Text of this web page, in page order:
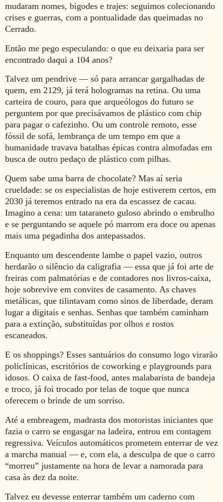
mudaram nomes, bigodes e trajes: seguimos colecionando
crises e guerras, com a pontualidade das queimadas no
Cerrado.
Então me pego especulando: o que eu deixaria para ser
encontrado daqui a 104 anos?
Talvez um pendrive — só para arrancar gargalhadas de
quem, em 2129, já terá hologramas na retina. Ou uma
carteira de couro, para que arqueólogos do futuro se
perguntem por que precisávamos de plástico com chip
para pagar o cafezinho. Ou um controle remoto, esse
fóssil de sofá, lembrança de um tempo em que a
humanidade travava batalhas épicas contra almofadas em
busca de outro pedaço de plástico com pilhas.
Quem sabe uma barra de chocolate? Mas aí seria
crueldade: se os especialistas de hoje estiverem certos, em
2030 já teremos entrado na era da escassez de cacau.
Imagino a cena: um tataraneto guloso abrindo o embrulho
e se perguntando se aquele pó marrom era doce ou apenas
mais uma pegadinha dos antepassados.
Enquanto um descendente lambe o papel vazio, outros
herdarão o silêncio da caligrafia — essa que já foi arte de
freiras com palmatórias e de contadores nos livros-caixa,
hoje sobrevive em convites de casamento. As chaves
metálicas, que tilintavam como sinos de liberdade, deram
lugar a digitais e senhas. Senhas que também caminham
para a extinção, substituídas por olhos e rostos
escaneados.
E os shoppings? Esses santuários do consumo logo virarão
policlínicas, escritórios de coworking e playgrounds para
idosos. O caixa de fast-food, antes malabarista de bandeja
e troco, já foi trocado por telas de toque que nunca
oferecem o brinde de um sorriso.
Até a embreagem, madrasta dos motoristas iniciantes que
fazia o carro se engasgar na ladeira, entrou em contagem
regressiva. Veículos automáticos prometem enterrar de vez
a marcha manual — e, com ela, a desculpa de que o carro
“morreu” justamente na hora de levar a namorada para
casa às dez da noite.
Talvez eu devesse enterrar também um caderno com